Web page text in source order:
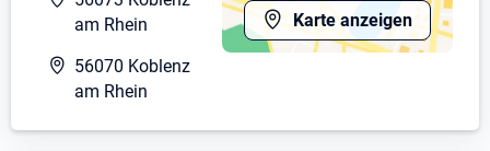
Zahlung von Urlaubs- und Weihnachtsgeld
Gute Übernahmechance bei unserem Kunden
Sollten Sie sich in unserem Anforderungsprofil wieder
Karte anzeigen
am Rhein
56070 Koblenz
am Rhein